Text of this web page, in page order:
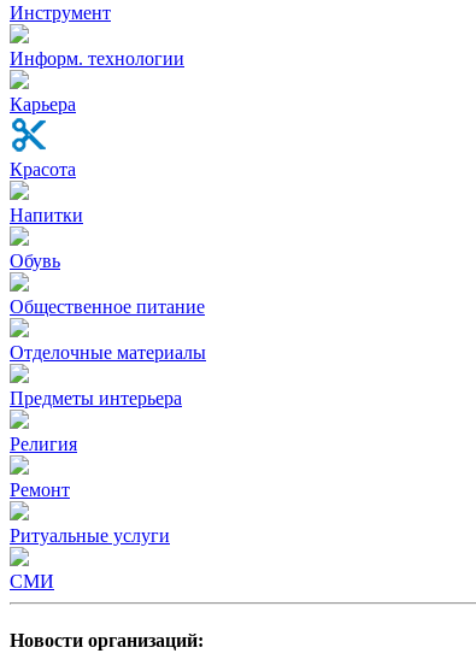
Инструмент
Информ. технологии
Карьера
Красота
Напитки
Обувь
Общественное питание
Отделочные материалы
Предметы интерьера
Религия
Ремонт
Ритуальные услуги
СМИ
Новости организаций: